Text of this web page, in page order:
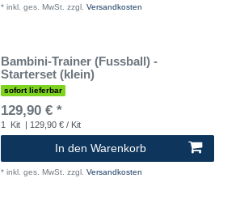
* inkl. ges. MwSt. zzgl. Versandkosten
Bambini-Trainer (Fussball) -
Starterset (klein)
sofort lieferbar
129,90 € *
1 Kit | 129,90 € / Kit
In den Warenkorb
* inkl. ges. MwSt. zzgl. Versandkosten